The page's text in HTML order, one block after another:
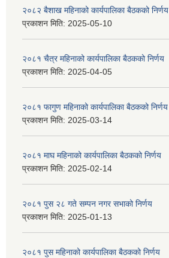
२०८२ बैशाख महिनाको कार्यपालिका बैठकको निर्णय
प्रकाशन मिति: 2025-05-10
२०८१ चैत्र महिनाको कार्यपालिका बैठकको निर्णय
प्रकाशन मिति: 2025-04-05
२०८१ फागुण महिनाको कार्यपालिका बैठकको निर्णय
प्रकाशन मिति: 2025-03-14
२०८१ माघ महिनाको कार्यपालिका बैठकको निर्णय
प्रकाशन मिति: 2025-02-14
२०८१ पुस २८ गते सम्प‍न नगर सभाको निर्णय
प्रकाशन मिति: 2025-01-13
२०८१ पुस महिनाको कार्यपालिका बैठकको निर्णय